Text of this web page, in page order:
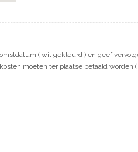
( wit gekleurd ) en geef
moeten ter plaatse betaald worden